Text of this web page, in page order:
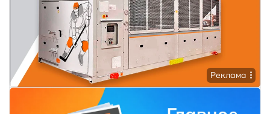
Реклама